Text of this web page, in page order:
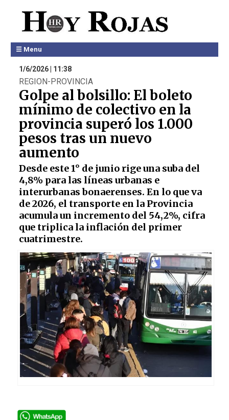
☰ Menu
1/6/2026 | 11:38
REGION-PROVINCIA
Golpe al bolsillo: El boleto
mínimo de colectivo en la
provincia superó los 1.000
pesos tras un nuevo
aumento
Desde este 1° de junio rige una suba del
4,8% para las líneas urbanas e
interurbanas bonaerenses. En lo que va
de 2026, el transporte en la Provincia
acumula un incremento del 54,2%, cifra
que triplica la inflación del primer
cuatrimestre.